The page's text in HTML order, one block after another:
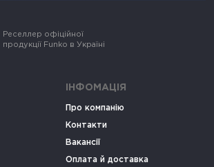
Реселлер офіційної
продукції Funko в Україні
ІНФОМАЦІЯ
Про компанію
Контакти
Вакансії
Оплата й доставка